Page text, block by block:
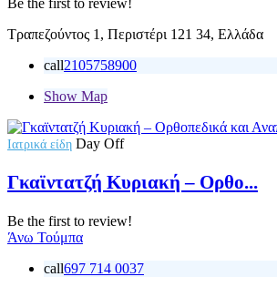
Τραπεζούντος 1, Περιστέρι 121 34, Ελλάδα
call2105758900
Show Map
Ιατρικά είδη Day Off
Γκαϊντατζή Κυριακή – Ορθο...
Be the first to review!
Άνω Τούμπα
call697 714 0037